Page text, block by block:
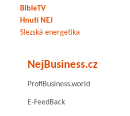
BibleTV
Hnutí NEJ
Slezská energetika
NejBusiness.cz
ProfiBusiness.world
E-FeedBack